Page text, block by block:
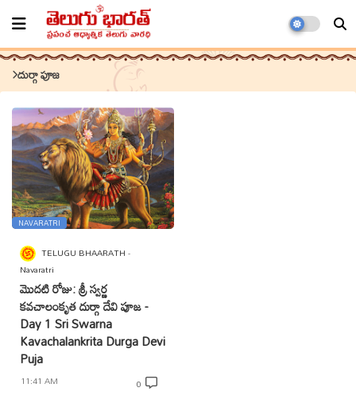
దుర్గా పూజ
NAVARATRI
TELUGU BHAARATH
Navaratri
మొదటి రోజు: శ్రీ స్వర్ణ
కవచాలంకృత దుర్గా దేవి పూజ -
Day 1 Sri Swarna
Kavachalankrita Durga Devi
Puja
11:41 AM 0